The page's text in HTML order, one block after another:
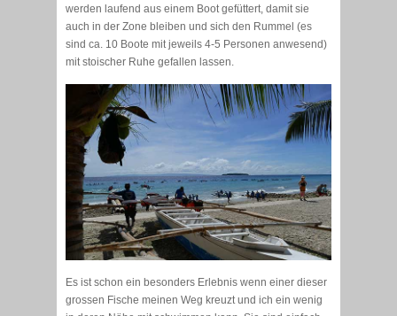
werden laufend aus einem Boot gefüttert, damit sie
auch in der Zone bleiben und sich den Rummel (es
sind ca. 10 Boote mit jeweils 4-5 Personen anwesend)
mit stoischer Ruhe gefallen lassen.
Es ist schon ein besonders Erlebnis wenn einer dieser
grossen Fische meinen Weg kreuzt und ich ein wenig